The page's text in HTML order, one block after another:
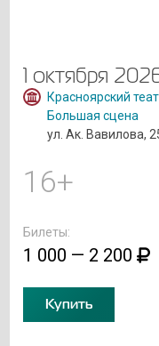
1 октября
Красноярский
Большая сцена
ул. Ак. Вавилова,
16+
Билеты:
1 000 — 2 200
Купить